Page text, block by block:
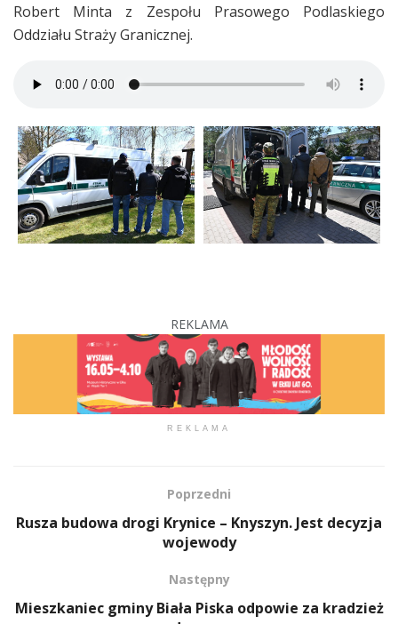
Robert Minta z Zespołu Prasowego Podlaskiego
Oddziału Straży Granicznej.
REKLAMA
REKLAMA
Poprzedni
Rusza budowa drogi Krynice – Knyszyn. Jest decyzja
wojewody
Następny
Mieszkaniec gminy Biała Piska odpowie za kradzież